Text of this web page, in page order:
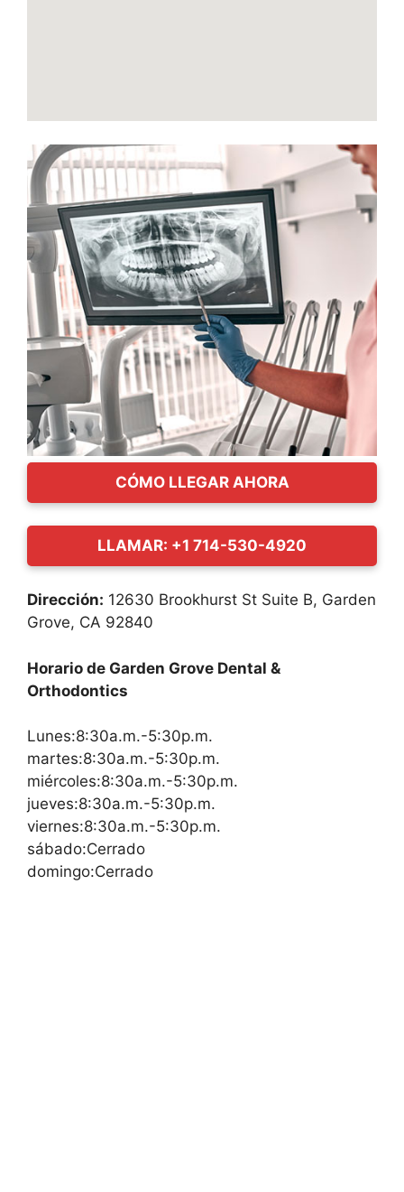
CÓMO LLEGAR AHORA
LLAMAR: +1 714-530-4920
Dirección: 12630 Brookhurst St Suite B, Garden
Grove, CA 92840
Horario de Garden Grove Dental &
Orthodontics
Lunes:8:30a.m.-5:30p.m.
martes:8:30a.m.-5:30p.m.
miércoles:8:30a.m.-5:30p.m.
jueves:8:30a.m.-5:30p.m.
viernes:8:30a.m.-5:30p.m.
sábado:Cerrado
domingo:Cerrado